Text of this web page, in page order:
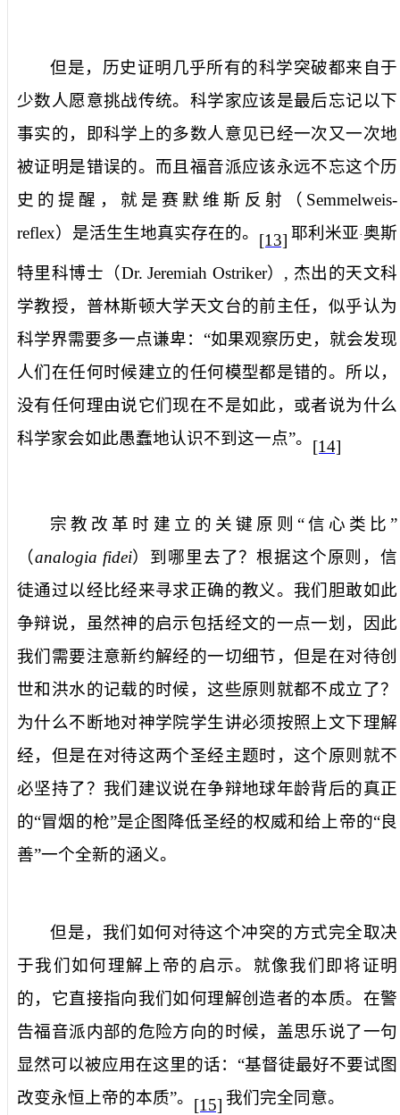
但是，历史证明几乎所有的科学突破都来自于
少数人愿意挑战传统。科学家应该是最后忘记以下
事实的，即科学上的多数人意见已经一次又一次地
被证明是错误的。而且福音派应该永远不忘这个历
史的提醒，就是赛默维斯反射（ Semmelweis-
reflex）是活生生地真实存在的。 [13] 耶利米亚· 奥斯
特里科博士（Dr. Jeremiah Ostriker） , 杰出的天文科
学教授，普林斯顿大学天文台的前主任，似乎认为
科学界需要多一点谦卑：“如果观察历史，就会发现
人们在任何时候建立的任何模型都是错的。所以，
没有任何理由说它们现在不是如此，或者说为什么
科学家会如此愚蠢地认识不到这一点”。 [14]
宗教改革时建立的关键原则“信心类比”
（analogia fidei）到哪里去了？根据这个原则，信
徒通过以经比经来寻求正确的教义。我们胆敢如此
争辩说，虽然神的启示包括经文的一点一划，因此
我们需要注意新约解经的一切细节，但是在对待创
世和洪水的记载的时候，这些原则就都不成立了？
为什么不断地对神学院学生讲必须按照上文下理解
经，但是在对待这两个圣经主题时，这个原则就不
必坚持了？我们建议说在争辩地球年龄背后的真正
的“冒烟的枪”是企图降低圣经的权威和给上帝的“良
善”一个全新的涵义。
但是，我们如何对待这个冲突的方式完全取决
于我们如何理解上帝的启示。就像我们即将证明
的，它直接指向我们如何理解创造者的本质。在警
告福音派内部的危险方向的时候，盖思乐说了一句
显然可以被应用在这里的话：“基督徒最好不要试图
改变永恒上帝的本质”。 [15] 我们完全同意。